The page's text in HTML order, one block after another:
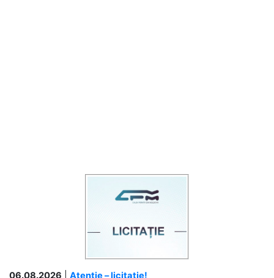
06.08.2026
Atenție – licitație!